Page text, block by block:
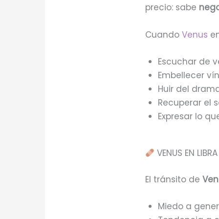
precio: sabe
Cuando Venus
Escuchar de
Embellecer
Huir del
Recuperar el
Expresar lo
VENUS EN
El tránsito de
Miedo a